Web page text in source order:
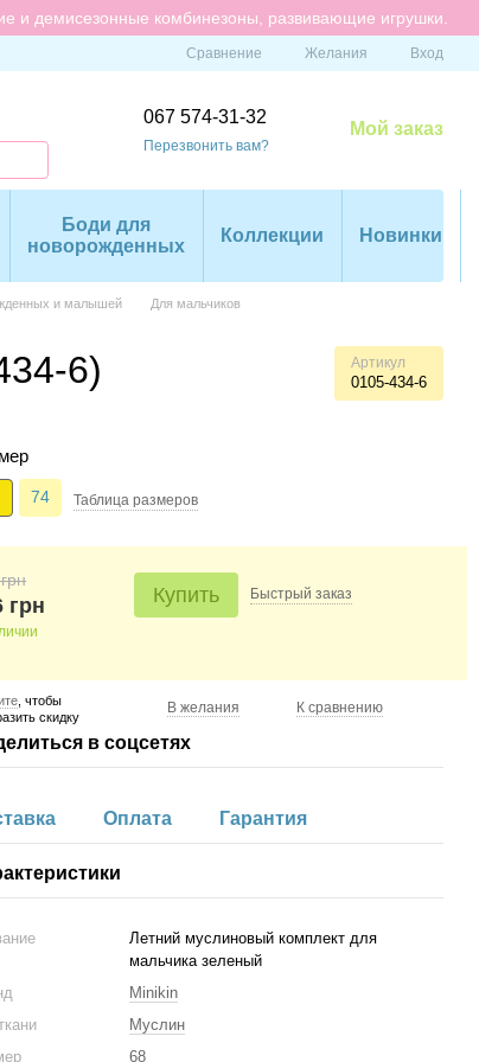
и демисезонные комбинезоны, развивающие игрушки.
Сравнение Желания Вход
067 574-31-32
Перезвонить вам?
Мой заказ
Боди для
новорожденных
Коллекции Новинки
и малышей
Для мальчиков
6) Артикул
0105-434-6
74 Таблица размеров
грн Купить Быстрыйзаказ
, чтобы
скидку
В желания К сравнению
в соцсетях
Оплата Гарантия
Летний муслиновый комплект для
мальчика зеленый
Minikin
Муслин
68